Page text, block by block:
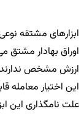
ابزارهای مشتقه
اوراق بهادار مشتق
ارزش مشخص ندارند
این اختیار
علت نامگذاری این